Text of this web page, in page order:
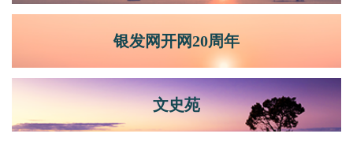
银发网开网20周年
文史苑